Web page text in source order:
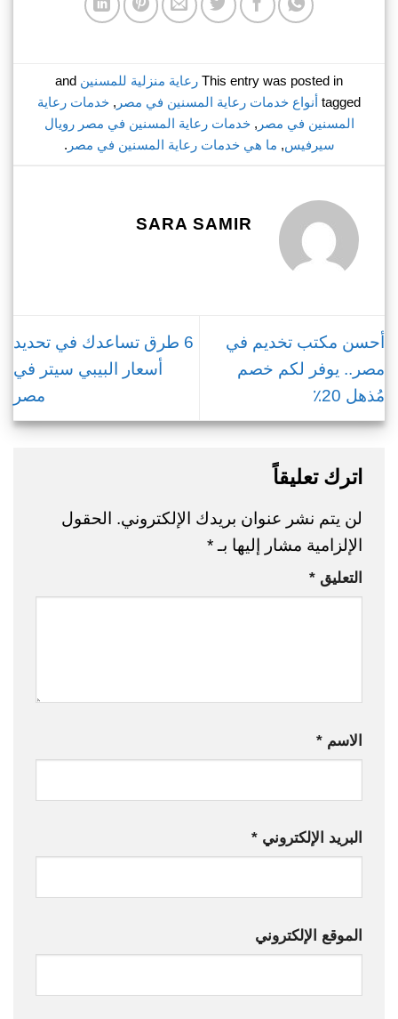
This entry was posted in رعاية منزلية للمسنين and
tagged أنواع خدمات رعاية المسنين في مصر , خدمات رعاية
المسنين في مصر ,خدمات رعاية المسنين في مصر رويال
سيرفيس, ما هي خدمات رعاية المسنين في مصر .
SARA SAMIR
أحسن مكتب تخديم في
مصر.. يوفر لكم خصم
مُذهل 20٪
6 طرق تساعدك في تحديد
أسعار البيبي سيتر في
مصر
اترك تعليقاً
لن يتم نشر عنوان بريدك الإلكتروني. الحقول
الإلزامية مشار إليها بـ*
التعليق *
الاسم *
البريد الإلكتروني *
الموقع الإلكتروني